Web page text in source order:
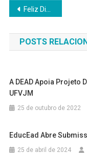
Navegação
de
Post
Feliz Dia dos Professores!
POSTS
A DEAD Apoia Projeto
UFVJM
25 de outubro de 2022
EducEad Abre
25 de abril de 2024